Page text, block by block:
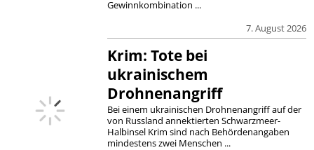
7. August 2026
Gewinnkombination ...
Krim: Tote bei
ukrainischem
Drohnenangriff
Bei einem ukrainischen Drohnenangriff auf der
von Russland annektierten Schwarzmeer-
Halbinsel Krim sind nach Behördenangaben
mindestens zwei Menschen ...